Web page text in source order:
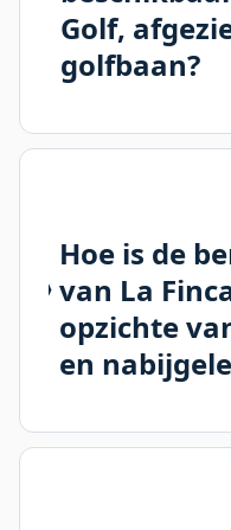
Golf,
golfbaan?
Hoe is de
van La
opzichte
en